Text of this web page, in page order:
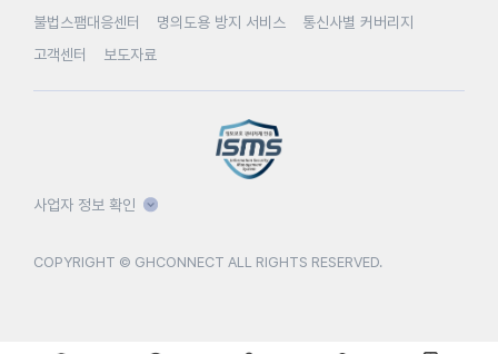
불법스팸대응센터
명의도용 방지 서비스
통신사별 커버리지
고객센터
보도자료
사업자 정보 확인
COPYRIGHT © GHCONNECT ALL RIGHTS RESERVED.